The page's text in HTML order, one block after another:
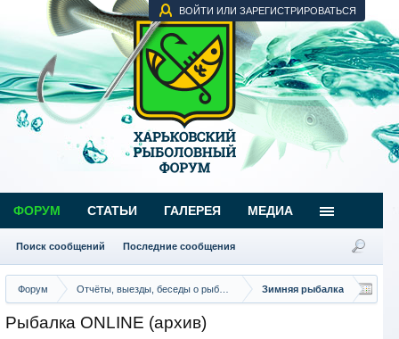
ВОЙТИ ИЛИ ЗАРЕГИСТРИРОВАТЬСЯ
Форум Отчёты, выезды, беседы о рыбалке Зимняя рыбалка
Рыбалка ONLINE (архив)
ФОРУМ
Поиск сообщений Последние сообщения
СТАТЬИ ГАЛЕРЕЯ МЕДИА